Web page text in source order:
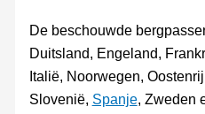
De beschouwde
Duitsland, Engeland,
Italië, Noorwegen,
Slovenië, Spanje, Zweden